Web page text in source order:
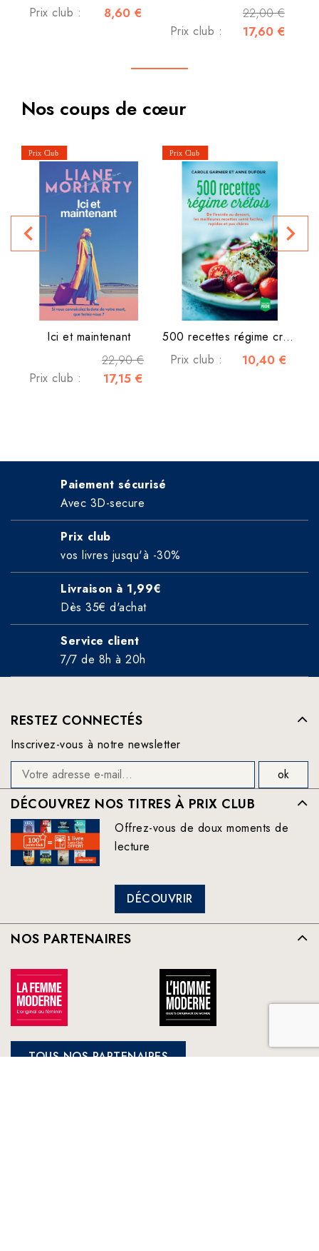
Prix club :
8,60 € 22,00 €
Prix club : 17,60 €
Nos coups de cœur
Ici et maintenant
22,90 €
Prix club : 17,15 €
500 recettes régime crétois
Prix club :
10,40 €
navigate_before navigate_next
Paiement sécurisé
Avec 3D-secure
Prix club
vos livres jusqu'à -30%
Livraison à 1,99€
Dès 35€ d'achat
Service client
7/7 de 8h à 20h
RESTEZ CONNECTÉS
Inscrivez-vous à notre newsletter
DÉCOUVREZ NOS TITRES À PRIX CLUB
Offrez-vous de doux moments de
lecture
DÉCOUVRIR
NOS PARTENAIRES
TOUS NOS PARTENAIRES